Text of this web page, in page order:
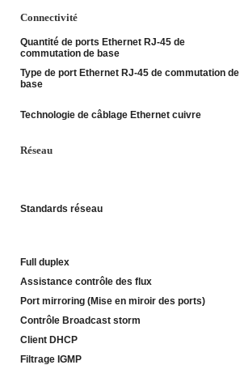
Connectivité
Quantité de ports Ethernet RJ-45 de
commutation de base
Type de port Ethernet RJ-45 de commutation de
base
Technologie de câblage Ethernet cuivre
Réseau
Standards réseau
Full duplex
Assistance contrôle des flux
Port mirroring (Mise en miroir des ports)
Contrôle Broadcast storm
Client DHCP
Filtrage IGMP